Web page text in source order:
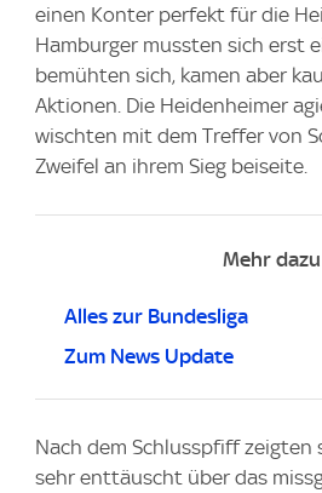
einen Konter perfekt für die
Hamburger mussten sich erst
bemühten sich, kamen aber
Aktionen. Die Heidenheimer
wischten mit dem Treffer von
Zweifel an ihrem Sieg beiseite.
Mehr dazu
Alles zur Bundesliga
Zum News Update
Nach dem Schlusspfiff zeigten
sehr enttäuscht über das